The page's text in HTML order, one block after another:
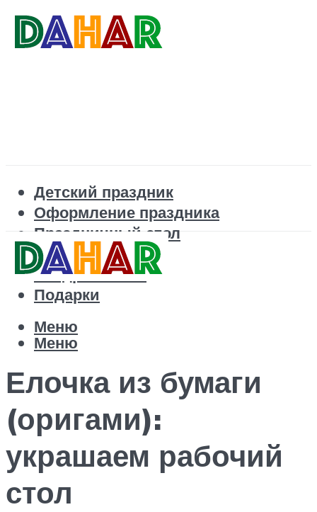
Детский праздник
Оформление праздника
Праздничный стол
Корпоратив
Поздравления
Подарки
Меню
Меню
Елочка из бумаги
(оригами):
украшаем рабочий
стол